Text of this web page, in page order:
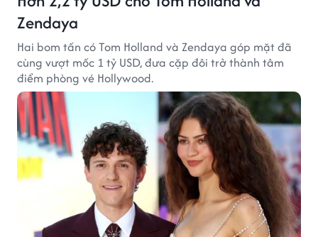
Zendaya
Hai bom tấn có Tom Holland và Zendaya góp mặt đã
cùng vượt mốc 1 tỷ USD, đưa cặp đôi trở thành tâm
điểm phòng vé Hollywood.